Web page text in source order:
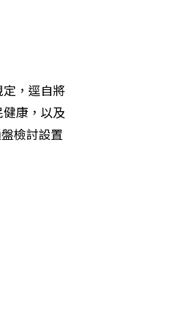
，逕自將
康，以及
檢討設置